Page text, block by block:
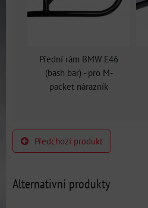
Přední rám BMW E46
(bash bar) - pro M-
packet nárazník
Předchozí produkt
Alternativní produkty